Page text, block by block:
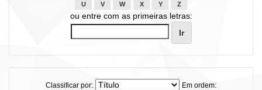
U
V W X Y Z
ou entre com as primeiras letras:
Classificar por:
Em ordem: